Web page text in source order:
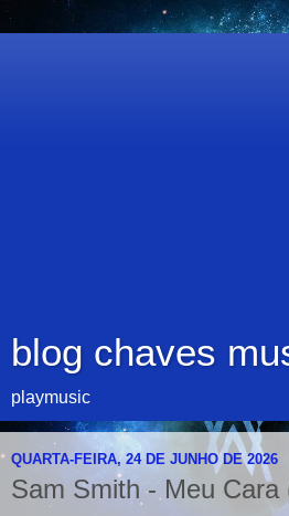
blog chaves
playmusic
QUARTA-FEIRA, 24 DE JUNHO DE 2026
Sam Smith - Meu Cara